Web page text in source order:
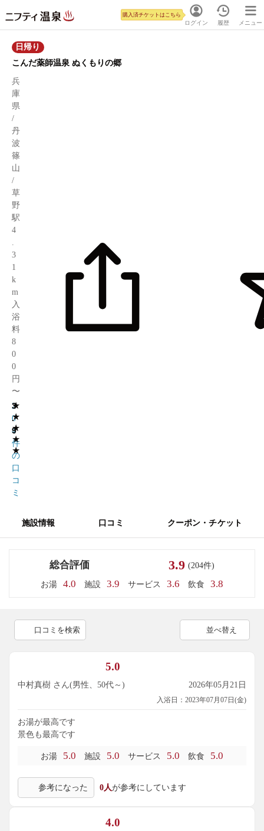
ログイン
購入済チケットはこちら
履歴 メニュー
日帰り
こんだ薬師温泉 ぬくもりの郷
兵
庫
県
/
丹
波
篠
山
/
草
野
駅
4
3
1
k
m
入
浴
料
8
0
0
円
〜
★
★
★
★
★
3
.
9
2
0
4
件
の
口
コ
ミ
施設情報 口コミ クーポン・チケット
総合評価 3.9 (204件)
お湯 4.0 施設 3.9 サービス 3.6 飲食 3.8
口コミを検索 並べ替え
5.0
中村真樹 さん(男性、50代～) 2026年05月21日
入浴日：2023年07月07日(金)
お湯が最高です
景色も最高です
お湯 5.0 施設 5.0 サービス 5.0 飲食 5.0
参考になった 0人が参考にしています
4.0